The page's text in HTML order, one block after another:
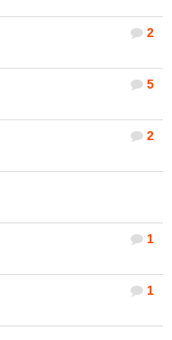
2
5
2
1
1